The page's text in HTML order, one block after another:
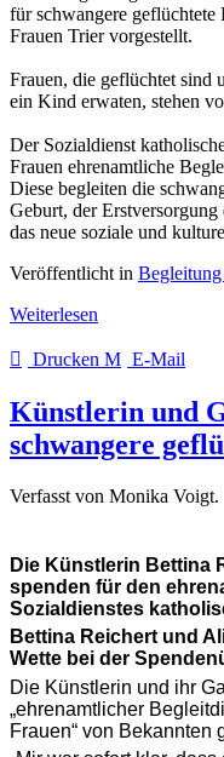
für schwangere geflüchtete
Frauen Trier vorgestellt.
Frauen, die geflüchtet sind
ein Kind erwaten, stehen
Der Sozialdienst
Frauen ehrenamtliche
Diese begleiten die
Geburt, der
das neue soziale und
Veröffentlicht in
Weiterlesen
Drucken E-Mail
Künstlerin und
schwangere
Verfasst von Monika Voigt.
Die Künstlerin Bettina
spenden für den
Sozialdienstes
Bettina Reichert und
Wette bei der
Die Künstlerin und ihr
„ehrenamtlicher
Frauen“ von Bekannten